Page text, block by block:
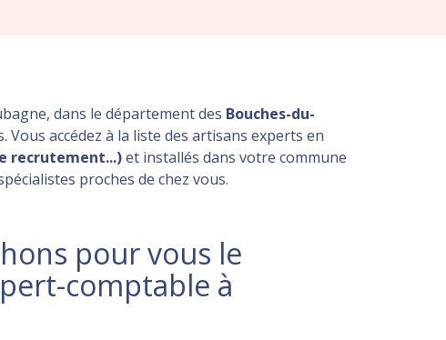
dans le département des Bouches-du-
accédez à la liste des artisans experts en
recrutement...)et installés dans votre commune
proches de chez vous.
pour vous le
comptable à